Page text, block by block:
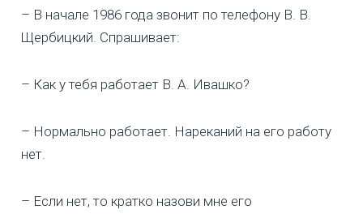
– В начале 1986 года звонит по телефону В. В.
Щербицкий. Спрашивает:
– Как у тебя работает В. А. Ивашко?
– Нормально работает. Нареканий на его работу
нет.
– Если нет, то кратко назови мне его